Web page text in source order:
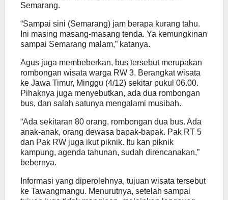
Semarang.
“Sampai sini (Semarang) jam berapa kurang tahu.
Ini masing masang-masang tenda. Ya kemungkinan
sampai Semarang malam,” katanya.
Agus juga membeberkan, bus tersebut merupakan
rombongan wisata warga RW 3. Berangkat wisata
ke Jawa Timur, Minggu (4/12) sekitar pukul 06.00.
Pihaknya juga menyebutkan, ada dua rombongan
bus, dan salah satunya mengalami musibah.
“Ada sekitaran 80 orang, rombongan dua bus. Ada
anak-anak, orang dewasa bapak-bapak. Pak RT 5
dan Pak RW juga ikut piknik. Itu kan piknik
kampung, agenda tahunan, sudah direncanakan,”
bebernya.
Informasi yang diperolehnya, tujuan wisata tersebut
ke Tawangmangu. Menurutnya, setelah sampai